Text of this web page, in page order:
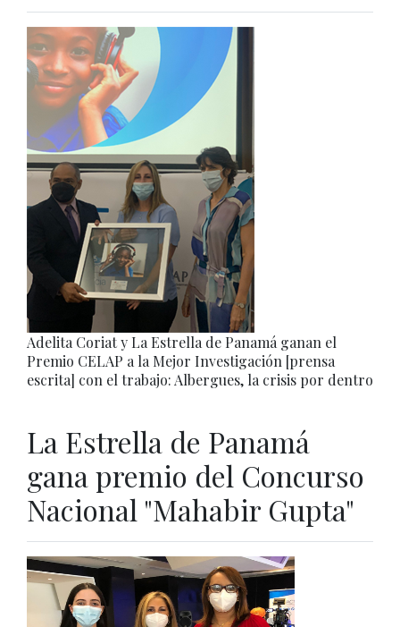
Adelita Coriat y La Estrella de Panamá ganan el
Premio CELAP a la Mejor Investigación [prensa
escrita] con el trabajo: Albergues, la crisis por dentro
La Estrella de Panamá
gana premio del Concurso
Nacional "Mahabir Gupta"